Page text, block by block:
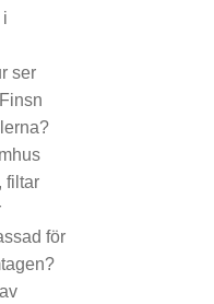
i
ser
filtar
för